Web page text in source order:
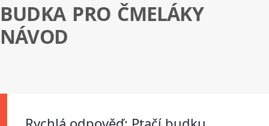
BUDKA PRO ČMELÁKY
NÁVOD